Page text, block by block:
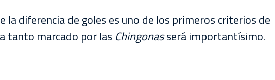
la diferencia de goles es uno de los primeros criterios de
tanto marcado por las Chingonasserá importantísimo.